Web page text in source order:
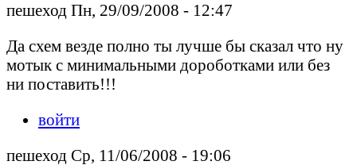
пешеход Пн, 29/09/2008 - 12:47
Да схем везде полно ты лучше бы сказал что ну
мотык с минимальными дороботками или без
ни поставить!!!
войти
пешеход Ср, 11/06/2008 - 19:06